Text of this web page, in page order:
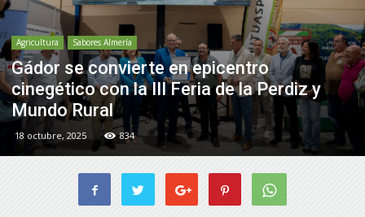
Agricultura Sabores Almería
Gádor se convierte en epicentro
cinegético con la III Feria de la Perdiz y
Mundo Rural
18 octubre, 2025 834